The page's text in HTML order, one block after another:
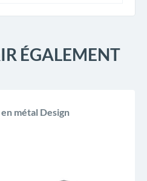
ÉGALEMENT
métal Design